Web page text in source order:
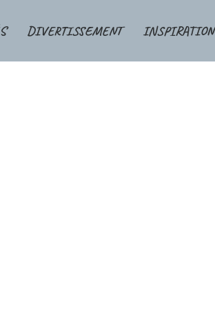
DIVERTISSEMENT INSPIRATION